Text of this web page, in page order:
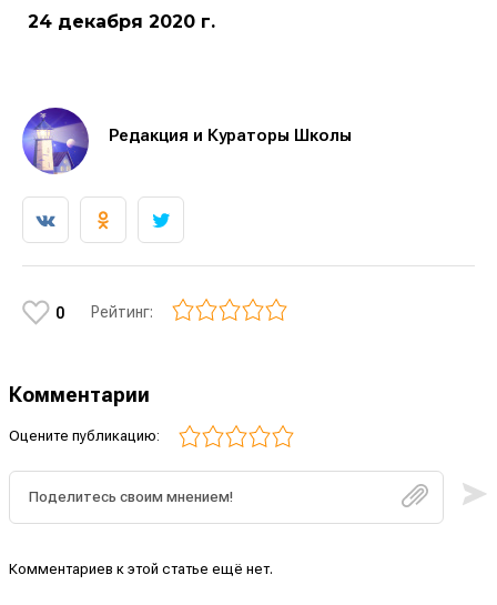
24 декабря 2020 г.
Редакция и Кураторы Школы
0 Рейтинг:
Комментарии
Оцените публикацию:
Комментариев к этой статье ещё нет.